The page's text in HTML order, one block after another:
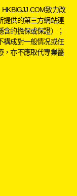
致力改
提供的第三方網站連
的擔保或保證）；
構成對一般情况或任
，亦不應取代專業醫